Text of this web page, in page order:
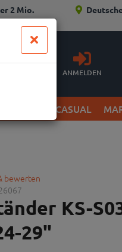
2 Mio.
Anmelden
ANMELDEN
& CASUAL
bewerten
KS-
29"